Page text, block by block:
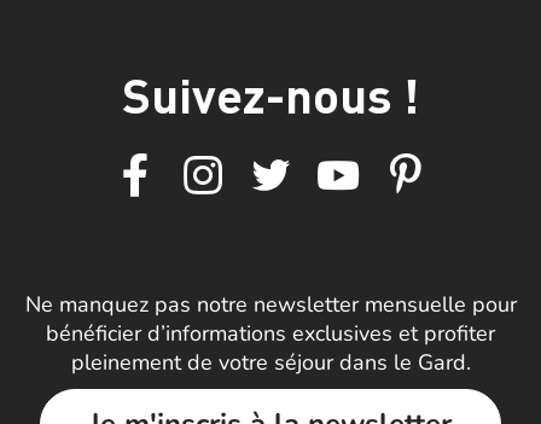
Suivez-nous !
Ne manquez pas notre newsletter mensuelle pour
bénéficier d’informations exclusives et profiter
pleinement de votre séjour dans le Gard.